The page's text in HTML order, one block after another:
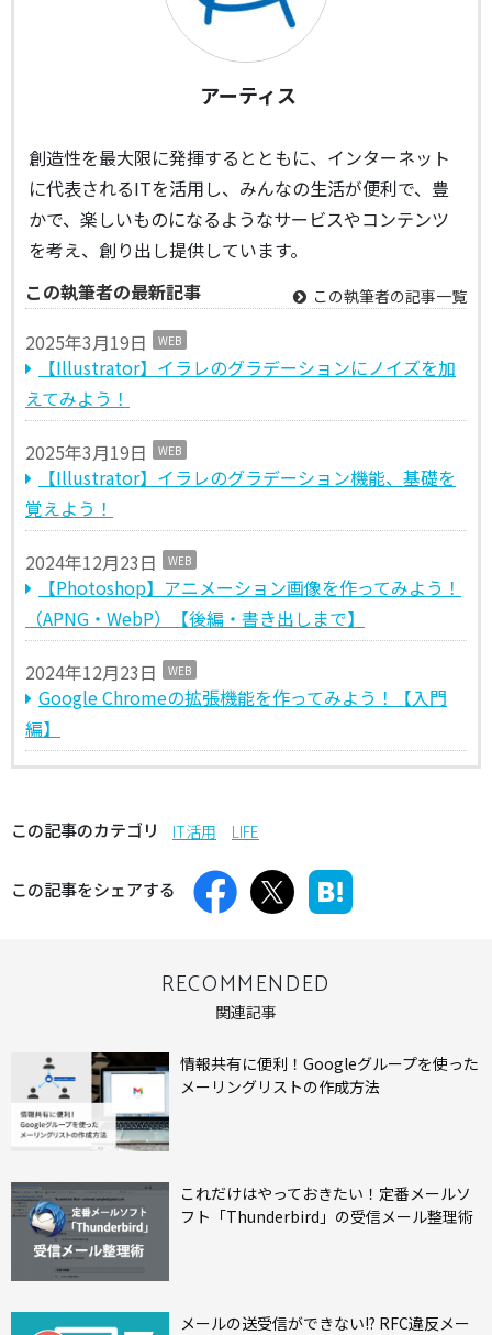
アーティス
創造性を最大限に発揮するとともに、インターネット
に代表されるITを活用し、みんなの生活が便利で、豊
かで、楽しいものになるようなサービスやコンテンツ
を考え、創り出し提供しています。
この執筆者の最新記事
この執筆者の記事一覧
2025年3月19日 WEB
【Illustrator】イラレのグラデーションにノイズを加
えてみよう！
2025年3月19日 WEB
【Illustrator】イラレのグラデーション機能、基礎を
覚えよう！
2024年12月23日 WEB
【Photoshop】アニメーション画像を作ってみよう！
（APNG・WebP）【後編・書き出しまで】
2024年12月23日 WEB
Google Chromeの拡張機能を作ってみよう！【入門
編】
この記事のカテゴリ IT活用 LIFE
この記事をシェアする
RECOMMENDED
関連記事
情報共有に便利！Googleグループを使った
メーリングリストの作成方法
これだけはやっておきたい！定番メールソ
フト「Thunderbird」の受信メール整理術
メールの送受信ができない!? RFC違反メー